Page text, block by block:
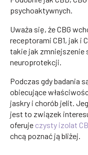
psychoaktywnych.
Uważa się, że CBG
receptorami CB1, jak i
takie jak zmniejszenie
neuroprotekcji.
Podczas gdy badania
obiecujące
jaskry i chorób jelit.
jest to związek
oferuje czysty izolat
chcą poznać ją bliżej.